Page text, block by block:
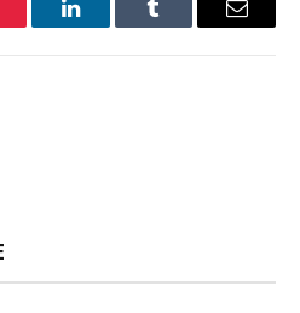
LinkedInTumblr Email